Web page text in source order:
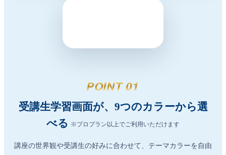
POINT 01
受講生学習画面が、9つのカラーから選
べる ※プロプラン以上でご利用いただけます
講座の世界観や受講生の好みに合わせて、テーマカラーを自由